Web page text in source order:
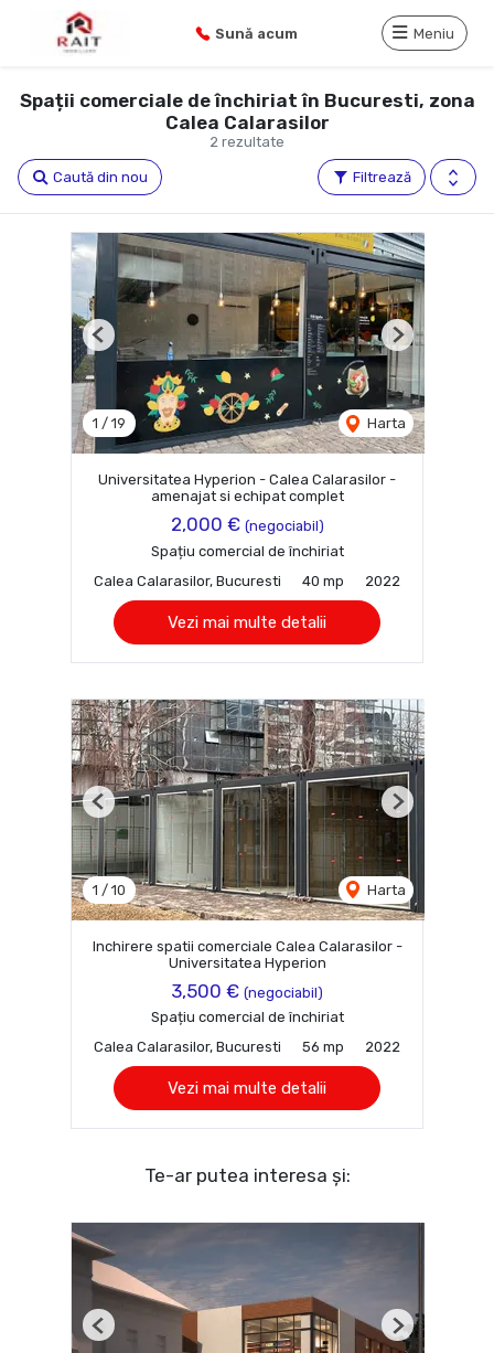
Sună acum Meniu
2 rezultate
Spații comerciale de închiriat în Bucuresti, zona
Calea Calarasilor
Filtrează
Caută din nou
1 / 19 Harta
Previous Next
Universitatea Hyperion - Calea Calarasilor -
amenajat si echipat complet
2,000 € (negociabil)
Spațiu comercial de închiriat
Calea Calarasilor, Bucuresti
40 mp 2022
Vezi mai multe detalii
1 / 10 Harta
Previous Next
Inchirere spatii comerciale Calea Calarasilor -
Universitatea Hyperion
3,500 € (negociabil)
Spațiu comercial de închiriat
Calea Calarasilor, Bucuresti
56 mp 2022
Vezi mai multe detalii
Te-ar putea interesa și:
Previous Next